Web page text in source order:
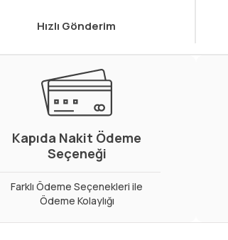
Hızlı Gönderim
Kapıda Nakit Ödeme
Seçeneği
Farklı Ödeme Seçenekleri ile
Ödeme Kolaylığı